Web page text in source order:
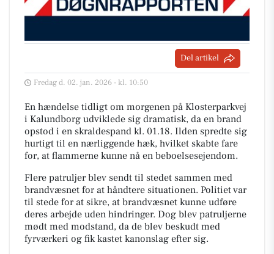
Del artikel
Fredag d. 02. jan. 2026 - kl. 10:50
En hændelse tidligt om morgenen på Klosterparkvej
i Kalundborg udviklede sig dramatisk, da en brand
opstod i en skraldespand kl. 01.18. Ilden spredte sig
hurtigt til en nærliggende hæk, hvilket skabte fare
for, at flammerne kunne nå en beboelsesejendom.
Flere patruljer blev sendt til stedet sammen med
brandvæsnet for at håndtere situationen. Politiet var
til stede for at sikre, at brandvæsnet kunne udføre
deres arbejde uden hindringer. Dog blev patruljerne
mødt med modstand, da de blev beskudt med
fyrværkeri og fik kastet kanonslag efter sig.